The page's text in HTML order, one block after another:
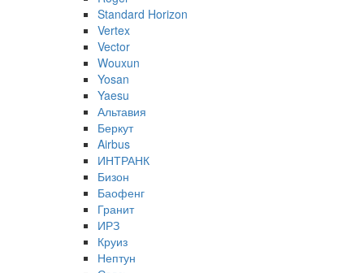
Standard Horizon
Vertex
Vector
Wouxun
Yosan
Yaesu
Альтавия
Беркут
Airbus
ИНТРАНК
Бизон
Баофенг
Гранит
ИРЗ
Круиз
Нептун